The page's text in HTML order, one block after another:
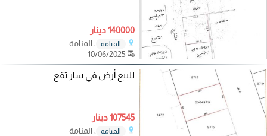
140000 دينار
المنامة
، المنامة
للبيع أرض في سار تقع
107545 دينار
المنامة
، المنامة